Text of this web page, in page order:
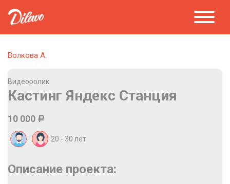
Волкова А.
Видеоролик
Кастинг Яндекс Станция
10 000 Р
20 - 30 лет
Описание проекта: